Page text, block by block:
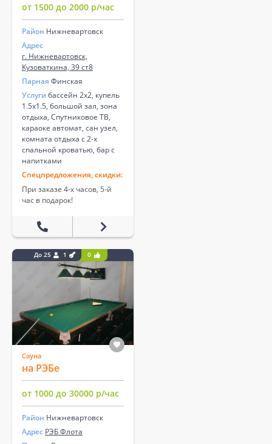
от 1500 до 2000 р/час
Район Нижневартовск
Адрес
г. Нижневартовск,
Кузоваткина, 39 ст8
Парная Финская
Услуги бассейн 2х2, купель
1.5х1.5, большой зал, зона
отдыха, Спутниковое ТВ,
караоке автомат, сан узел,
комната отдыха с 2-х
спальной кроватью, бар с
напитками
Спецпредложения, скидки:
При заказе 4-х часов, 5-й
час в подарок!
До 25 1 0
Сауна
на РЭБе
от 1000 до 30000 р/час
Район Нижневартовск
Адрес РЭБ Флота